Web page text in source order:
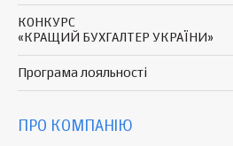
КОНКУРС
«КРАЩИЙ БУХГАЛТЕР УКРАЇНИ»
Програма лояльності
ПРО КОМПАНІЮ